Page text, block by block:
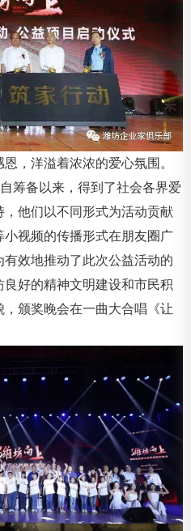
洋溢着浓浓的爱心氛围。
筹备以来，得到了社会各界爱
他们以不同形式为活动贡献
视频的传播形式在朋友圈广
效地推动了此次公益活动的
好的精神文明建设和市民积
颁奖晚会在一曲大合唱《让